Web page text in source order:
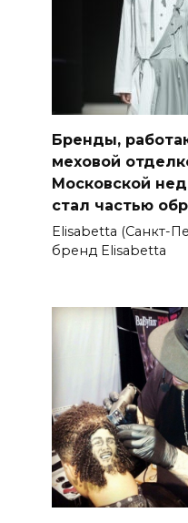
Бренды,
меховой
Московской
стал частью
Elisabetta (Санкт-
бренд Elisabetta